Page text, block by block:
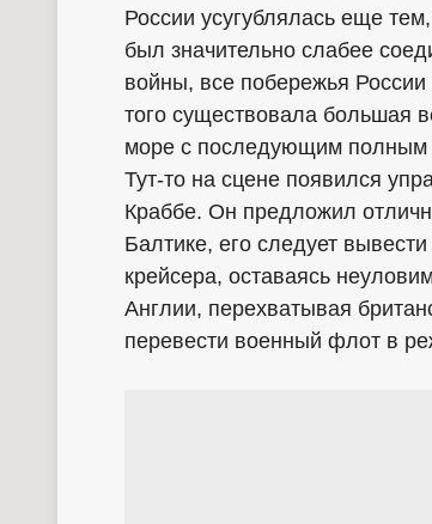
России усугублялась еще
был значительно слабее
войны, все побережья
того существовала большая
море с последующим полным
Тут-то на сцене появился
Краббе. Он предложил
Балтике, его следует
крейсера, оставаясь
Англии, перехватывая
перевести военный флот в